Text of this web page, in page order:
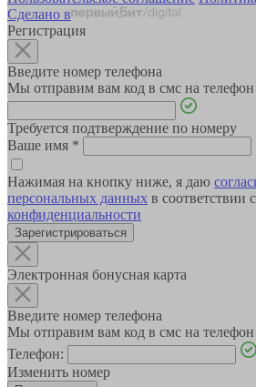
Сделано в
Регистрация
Введите номер телефона
Мы отправим вам код в смс на
Требуется подтверждение по номеру
Ваше имя *
Нажимая на кнопку ниже, я даю
персональных данных в соответствии с
конфиденциальности
Зарегистрироваться
Электронная бонусная карта
Введите номер телефона
Мы отправим вам код в смс на
Телефон:
Изменить номер